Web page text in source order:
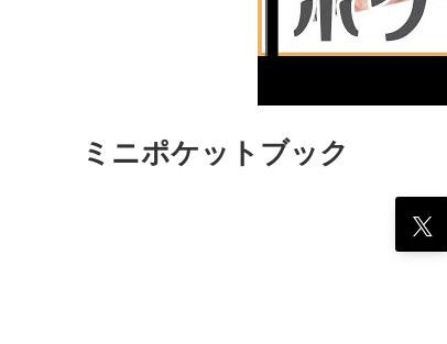
ミニポケットブック